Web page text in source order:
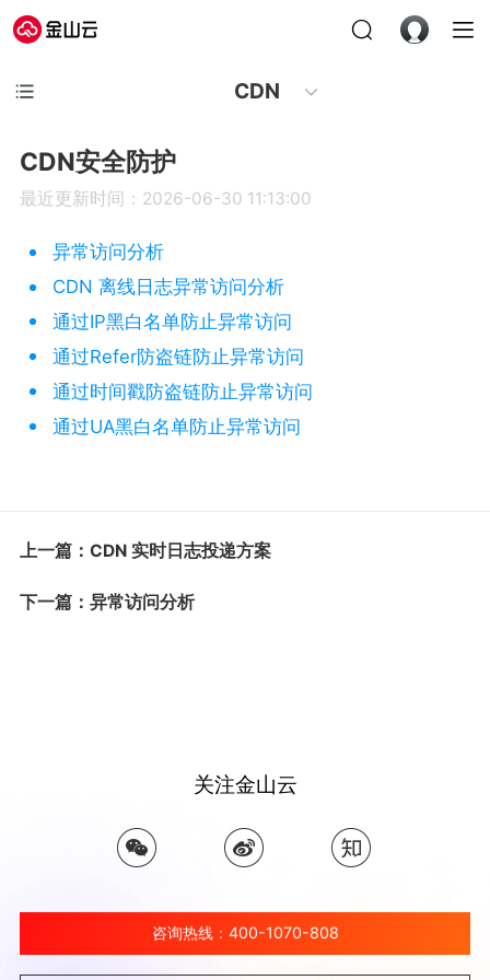
CDN
CDN安全防护
最近更新时间：2026-06-30 11:13:00
异常访问分析
CDN 离线日志异常访问分析
通过IP黑白名单防止异常访问
通过Refer防盗链防止异常访问
通过时间戳防盗链防止异常访问
通过UA黑白名单防止异常访问
上一篇：CDN 实时日志投递方案
下一篇：异常访问分析
关注金山云
咨询热线：400-1070-808